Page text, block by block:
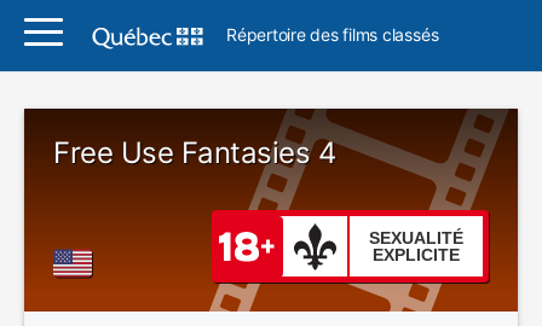
Répertoire des films classés
Free Use Fantasies 4
SEXUALITÉ
EXPLICITE